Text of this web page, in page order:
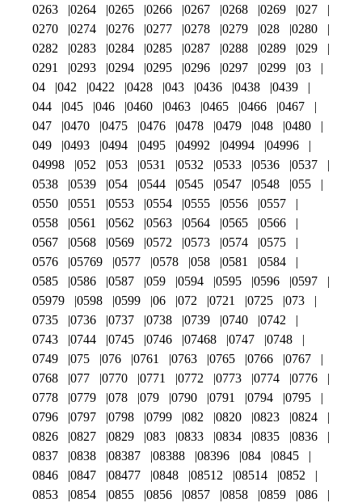
0263 0264 0265 0266 0267 0268 0269
027
0270
0274 0276 0277 0278 0279 028
0280
0282
0283 0284 0285 0287 0288 0289
029
0291
0293 0294 0295 0296 0297 0299
03
04
042 0422 0428 043 0436 0438
0439
044
045 046 0460 0463 0465 0466
0467
047
0470 0475 0476 0478 0479 048
0480
049
0493 0494 0495 04992 04994
04996
04998
052 053 0531 0532 0533 0536
0537
0538
0539 054 0544 0545 0547 0548
055
0550
0551 0553 0554 0555 0556
0557
0558
0561 0562 0563 0564 0565
0566
0567
0568 0569 0572 0573 0574
0575
0576
05769 0577 0578 058 0581
0584
0585
0586 0587 059 0594 0595 0596
0597
05979
0598 0599 06 072 0721 0725
073
0735
0736 0737 0738 0739 0740
0742
0743
0744 0745 0746 07468 0747
0748
0749
075 076 0761 0763 0765 0766
0767
0768
077 0770 0771 0772 0773 0774
0776
0778
0779 078 079 0790 0791 0794
0795
0796
0797 0798 0799 082 0820 0823
0824
0826
0827 0829 083 0833 0834 0835
0836
0837
0838 08387 08388 08396 084
0845
0846
0847 08477 0848 08512 08514
0852
0853
0854 0855 0856 0857 0858 0859
086